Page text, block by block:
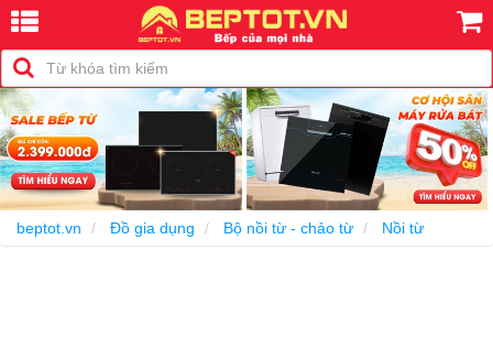
beptot.vn Đồ gia dụng Bộ nồi từ - chảo từ Nồi từ